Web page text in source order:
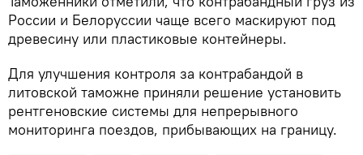
России и Белоруссии чаще всего маскируют под
древесину или пластиковые контейнеры.
Для улучшения контроля за контрабандой в
литовской таможне приняли решение установить
рентгеновские системы для непрерывного
мониторинга поездов, прибывающих на границу.